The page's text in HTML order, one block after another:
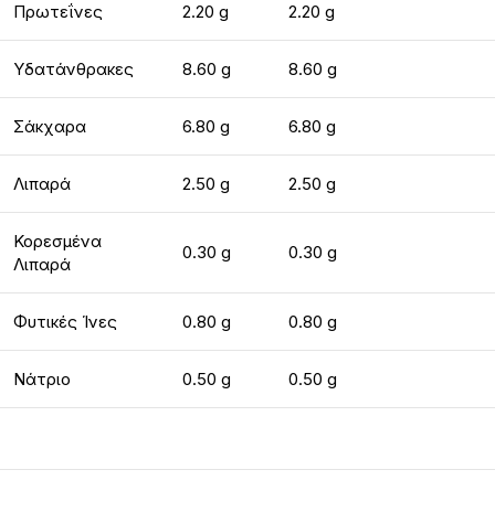
Πρωτεΐνες 2.20 g 2.20 g
Υδατάνθρακες 8.60 g 8.60 g
Σάκχαρα 6.80 g 6.80 g
Λιπαρά 2.50 g 2.50 g
Κορεσμένα
Λιπαρά
0.30 g 0.30 g
Φυτικές Ίνες 0.80 g 0.80 g
Νάτριο 0.50 g 0.50 g